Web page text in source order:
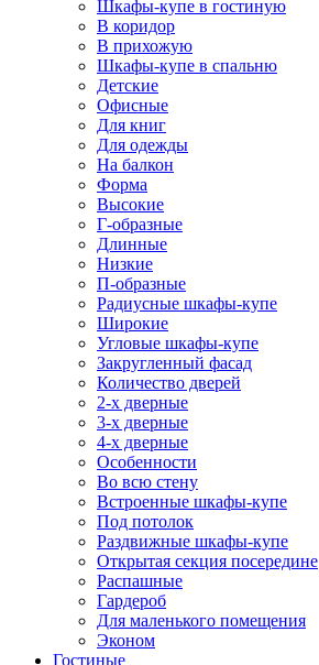
Шкафы-купе в гостиную
В коридор
В прихожую
Шкафы-купе в спальню
Детские
Офисные
Для книг
Для одежды
На балкон
Форма
Высокие
Г-образные
Длинные
Низкие
П-образные
Радиусные шкафы-купе
Широкие
Угловые шкафы-купе
Закругленный фасад
Количество дверей
2-х дверные
3-х дверные
4-х дверные
Особенности
Во всю стену
Встроенные шкафы-купе
Под потолок
Раздвижные шкафы-купе
Открытая секция посередине
Распашные
Гардероб
Для маленького помещения
Эконом
Гостиные